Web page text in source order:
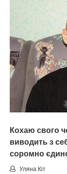
Кохаю свого
виводить з
соромно
Уляна Кіт